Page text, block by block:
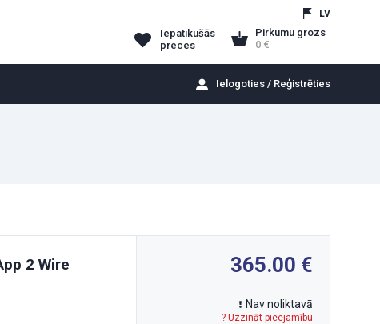
LV
Iepatikušās
preces
Pirkumu grozs
0
Ielogoties / Reģistrēties
2 Wire 365.00
Nav noliktavā
? Uzzināt pieejamību